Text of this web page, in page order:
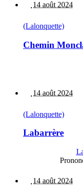
14 août 2024
(Lalonquette)
Chemin
14 août 2024
(Lalonquette)
Labarrère
14 août 2024